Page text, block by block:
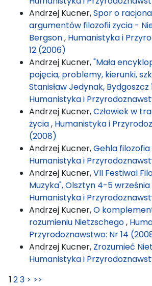
Andrzej Kucner,Spor o
argumentów filozofii zycia -
Bergson, Humanistyka i
12 (2006)
Andrzej Kucner,"Mała
pojęcia, problemy, kierunki,
Stanisław Jedynak, Bydgoszcz
Humanistyka i
Andrzej Kucner,Człowiek w
życia, Humanistyka i
(2008)
Andrzej Kucner,Gehla
Humanistyka i
Andrzej Kucner,VII Festiwal
Muzyka", Olsztyn 4-5 września
Humanistyka i
Andrzej Kucner,O
rozumieniu Nietzschego,
Przyrodoznawstwo: Nr 14
Andrzej Kucner, Zrozumieć
Humanistyka i
123 > >>